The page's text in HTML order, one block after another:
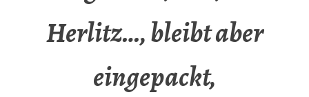
Herlitz…, bleibt aber
eingepackt,